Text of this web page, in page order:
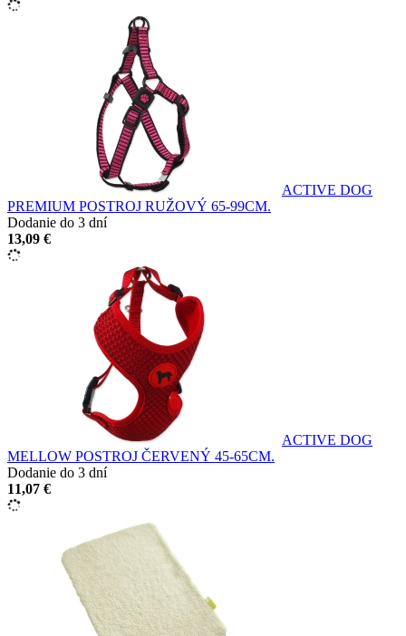
ACTIVE DOG
PREMIUM POSTROJ RUŽOVÝ 65-99CM.
Dodanie do 3 dní
13,09 €
ACTIVE DOG
MELLOW POSTROJ ČERVENÝ 45-65CM.
Dodanie do 3 dní
11,07 €